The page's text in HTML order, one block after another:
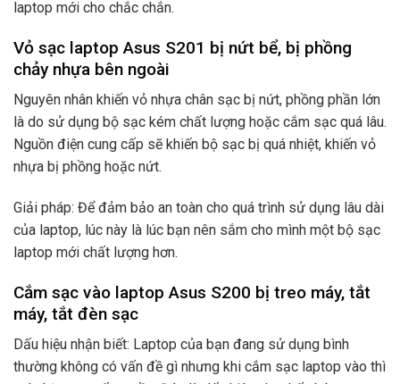
laptop mới cho chắc chắn.
Vỏ sạc laptop Asus S201 bị nứt bể, bị phồng
chảy nhựa bên ngoài
Nguyên nhân khiến vỏ nhựa chân sạc bị nứt, phồng phần lớn
là do sử dụng bộ sạc kém chất lượng hoặc cắm sạc quá lâu.
Nguồn điện cung cấp sẽ khiến bộ sạc bị quá nhiệt, khiến vỏ
nhựa bị phồng hoặc nứt.
Giải pháp: Để đảm bảo an toàn cho quá trình sử dụng lâu dài
của laptop, lúc này là lúc bạn nên sắm cho mình một bộ sạc
laptop mới chất lượng hơn.
Cắm sạc vào laptop Asus S200 bị treo máy, tắt
máy, tắt đèn sạc
Dấu hiệu nhận biết: Laptop của bạn đang sử dụng bình
thường không có vấn đề gì nhưng khi cắm sạc laptop vào thì